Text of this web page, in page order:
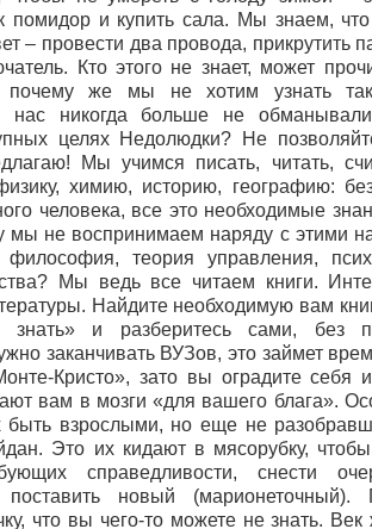
помидор и купить сала. Мы знаем,
– провести два провода, прикрутить
Кто этого не знает, может
почему же мы не хотим узнать
нас никогда больше не
целях Недолюдки? Не
Мы учимся писать, читать,
химию, историю, географию:
человека, все это необходимые
мы не воспринимаем наряду с этими
философия, теория управления,
Мы ведь все читаем книги.
Найдите необходимую вам
и разберитесь сами, без
заканчивать ВУЗов, это займет
Кристо», зато вы оградите себя
вам в мозги «для вашего блага».
быть взрослыми, но еще не
Это их кидают в мясорубку,
справедливости, снести
новый (марионеточный).
что вы чего-то можете не знать.